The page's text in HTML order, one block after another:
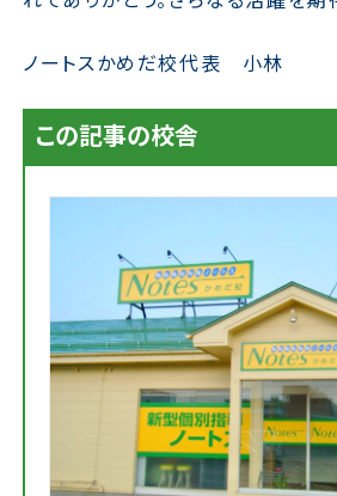
ノートスかめだ校代表 小林
この記事の校舎